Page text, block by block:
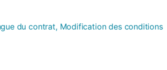
du contrat, Modification des conditions